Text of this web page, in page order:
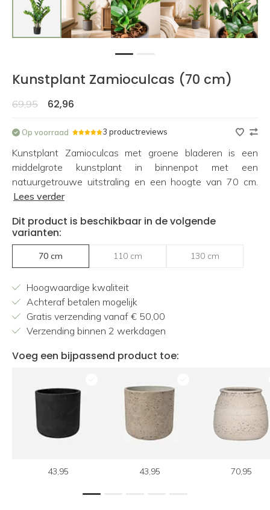
1
Kunstplant Zamioculcas (70 cm)
69,95 62,96
Op voorraad 3 productreviews
Kunstplant Zamioculcas met groene bladeren is een
middelgrote kunstplant in binnenpot met een
natuurgetrouwe uitstraling en een hoogte van 70 cm.
Lees verder
Dit product is beschikbaar in de volgende
varianten:
70 cm 110 cm 130 cm
Hoogwaardige kwaliteit
Achteraf betalen mogelijk
Gratis verzending vanaf € 50,00
Verzending binnen 2 werkdagen
Voeg een bijpassend product toe:
43,95 43,95 70,95
1